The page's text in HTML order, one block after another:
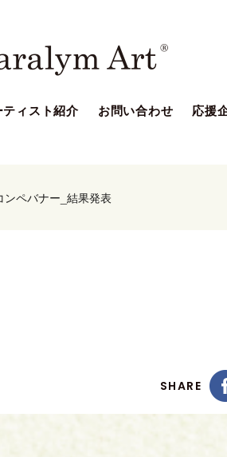
ティスト紹介 お問い合わせ 応援
ペバナー_結果発表
SHARE